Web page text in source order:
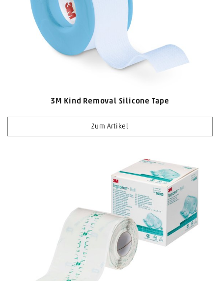
3M Kind Removal Silicone Tape
Zum Artikel